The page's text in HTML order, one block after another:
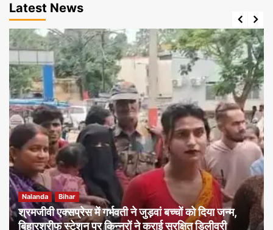
Latest News
Nalanda Bihar
श्रमजीवी एक्सप्रेस में गर्भवती ने जुड़वां बच्चों को दिया जन्म,
बिहारशरीफ स्टेशन पर किन्नरों ने कराई सुरक्षित डिलीवरी